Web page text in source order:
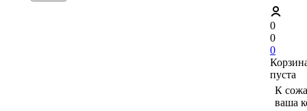
0
0
0
пуста
К
ваша